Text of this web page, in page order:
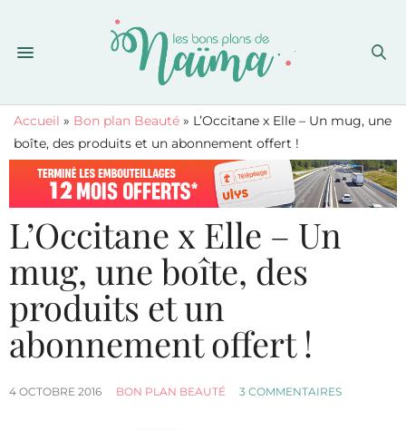
Accueil » Bon plan Beauté » L’Occitane x Elle – Un mug, une
boîte, des produits et un abonnement offert !
L’Occitane x Elle – Un
mug, une boîte, des
produits et un
abonnement offert !
4 OCTOBRE 2016 BON PLAN BEAUTÉ 3 COMMENTAIRES